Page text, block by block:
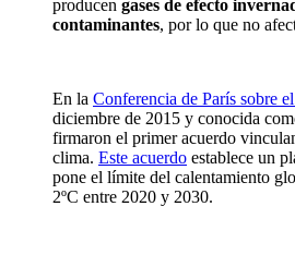
producen gases de efecto
contaminantes, por lo que no
En la Conferencia de París sobre
diciembre de 2015 y conocida
firmaron el primer acuerdo
clima. Este acuerdo establece un
pone el límite del calentamiento
2ºC entre 2020 y 2030.